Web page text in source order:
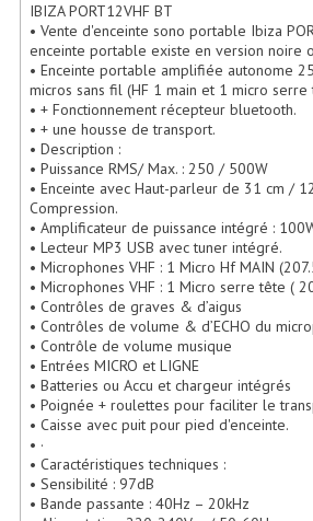
Lecteurs Cd À Plats
Lecteurs Cd À Plats
Lecteurs Double Cd Mixage
Lecteurs Double Cd
Lecteurs Lasers Simple Et
Minidisc
Digital Package Et
Enregistreur
Platines Dvd Pour
Limiteur De Niveau
IBIZA PORT12VHF BT
• Vente d'enceinte sono portable Ibiza
enceinte portable existe en version noire
• Enceinte portable amplifiée autonome
micros sans fil (HF 1 main et 1 micro serre
• + Fonctionnement récepteur bluetooth.
• + une housse de transport.
• Description :
• Puissance RMS/ Max. : 250 / 500W
• Enceinte avec Haut-parleur de 31 cm /
Compression.
• Amplificateur de puissance intégré :
• Lecteur MP3 USB avec tuner intégré.
• Microphones VHF : 1 Micro Hf MAIN
• Microphones VHF : 1 Micro serre tête (
• Contrôles de graves & d’aigus
• Contrôles de volume & d’ECHO du
• Contrôle de volume musique
• Entrées MICRO et LIGNE
• Batteries ou Accu et chargeur intégrés
• Poignée + roulettes pour faciliter le
• Caisse avec puit pour pied d'enceinte.
• ·
• Caractéristiques techniques :
• Sensibilité : 97dB
• Bande passante : 40Hz – 20kHz